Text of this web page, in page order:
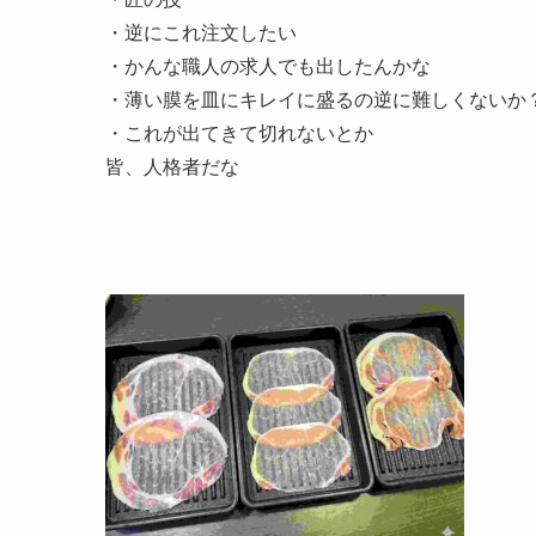
・逆にこれ注文したい
・かんな職人の求人でも出したんかな
・薄い膜を皿にキレイに盛るの逆に難しくないか
・これが出てきて切れないとか
皆、人格者だな